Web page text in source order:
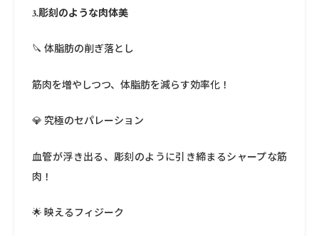
3.彫刻のような肉体美
🔪 体脂肪の削ぎ落とし
筋肉を増やしつつ、体脂肪を減らす効率化！
💎 究極のセパレーション
血管が浮き出る、彫刻のように引き締まるシャープな筋
肉！
🌟 映えるフィジーク